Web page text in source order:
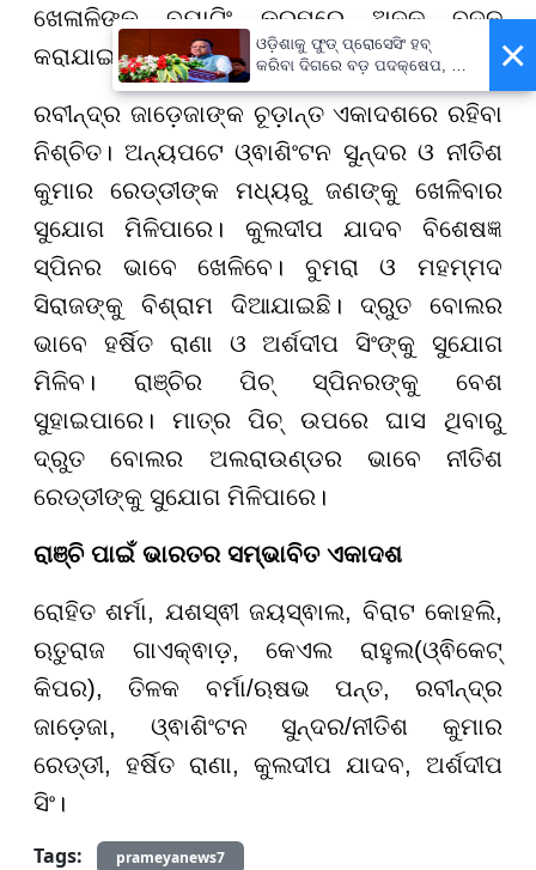
ଖେଳାଳିଙ୍କ ବ୍ୟାଟିଂ କ୍ରମରେ ଅଦଳ ବଦଳ
କରାଯାଇପାରେ।
ରବୀନ୍ଦ୍ର ଜାଡ଼େଜାଙ୍କ ଚୂଡ଼ାନ୍ତ ଏକାଦଶରେ ରହିବା
ନିଶ୍ଚିତ। ଅନ୍ୟପଟେ ଓ୍ଵାଶିଂଟନ ସୁନ୍ଦର ଓ ନୀତିଶ
କୁମାର ରେଡ୍ଡୀଙ୍କ ମଧ୍ୟରୁ ଜଣଙ୍କୁ ଖେଳିବାର
ସୁଯୋଗ ମିଳିପାରେ। କୁଲଦୀପ ଯାଦବ ବିଶେଷଜ୍ଞ
ସ୍ପିନର ଭାବେ ଖେଳିବେ। ବୁମରା ଓ ମହମ୍ମଦ
ସିରାଜଙ୍କୁ ବିଶ୍ରାମ ଦିଆଯାଇଛି। ଦ୍ରୁତ ବୋଲର
ଭାବେ ହର୍ଷିତ ରାଣା ଓ ଅର୍ଶଦୀପ ସିଂଙ୍କୁ ସୁଯୋଗ
ମିଳିବ। ରାଞ୍ଚିର ପିଚ୍ ସ୍ପିନରଙ୍କୁ ବେଶ
ସୁହାଇପାରେ। ମାତ୍ର ପିଚ୍ ଉପରେ ଘାସ ଥିବାରୁ
ଦ୍ରୁତ ବୋଲର ଅଲରାଉଣ୍ଡର ଭାବେ ନୀତିଶ
ରେଡ୍ଡୀଙ୍କୁ ସୁଯୋଗ ମିଳିପାରେ।
ରାଞ୍ଚି ପାଇଁ ଭାରତର ସମ୍ଭାବିତ ଏକାଦଶ
ରୋହିତ ଶର୍ମା, ଯଶସ୍ଵୀ ଜୟସ୍ଵାଲ, ବିରାଟ କୋହଲି,
ଋତୁରାଜ ଗାଏକ୍ଵାଡ଼, କେଏଲ ରାହୁଲ(ଓ୍ଵିକେଟ୍
କିପର), ତିଳକ ବର୍ମା/ଋଷଭ ପନ୍ତ, ରବୀନ୍ଦ୍ର
ଜାଡ଼େଜା, ଓ୍ଵାଶିଂଟନ ସୁନ୍ଦର/ନୀତିଶ କୁମାର
ରେଡ୍ଡୀ, ହର୍ଷିତ ରାଣା, କୁଲଦୀପ ଯାଦବ, ଅର୍ଶଦୀପ
ସିଂ।
Tags:
prameyanews7
×
ଓଡ଼ିଶାକୁ ଫୁଡ୍ ପ୍ରୋସେସିଂ ହବ୍
କରିବା ଦିଗରେ ବଡ଼ ପଦକ୍ଷେପ, ୪୨
ହଜାରରୁ ଅଧିକ ନିଯୁକ୍ତି ସୁଯୋଗ